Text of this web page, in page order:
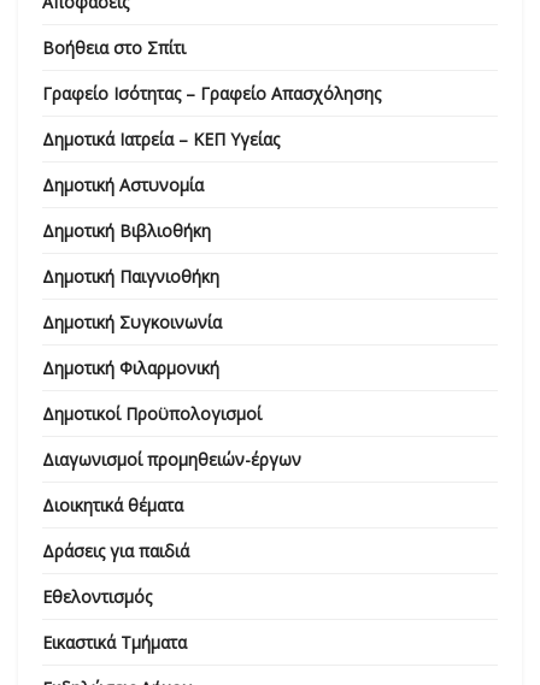
Βοήθεια στο Σπίτι
Γραφείο Ισότητας – Γραφείο Απασχόλησης
Δημοτικά Ιατρεία – ΚΕΠ Υγείας
Δημοτική Αστυνομία
Δημοτική Βιβλιοθήκη
Δημοτική Παιγνιοθήκη
Δημοτική Συγκοινωνία
Δημοτική Φιλαρμονική
Δημοτικοί Προϋπολογισμοί
Διαγωνισμοί προμηθειών-έργων
Διοικητικά θέματα
Δράσεις για παιδιά
Εθελοντισμός
Εικαστικά Τμήματα